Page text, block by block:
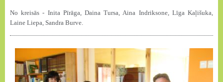
No kreisās - Inita Pīrāga, Daina Tursa, Aina Indriksone, Līga Kaļišuka,
Laine Liepa, Sandra Burve.